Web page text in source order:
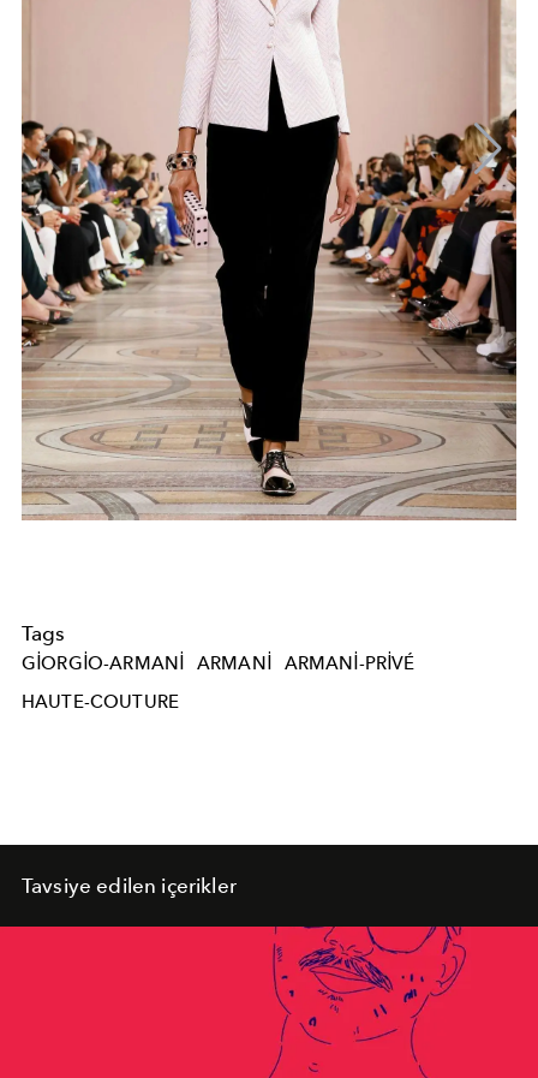
Tags
GIORGIO-ARMANI ARMANI
ARMANI-PRIVÉ
HAUTE-COUTURE
Tavsiye edilen içerikler